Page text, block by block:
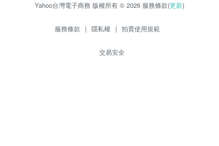
Yahoo台灣電子商務 版權所有 © 2026 服務條款(更新)
服務條款 | 隱私權 | 拍賣使用規範
交易安全